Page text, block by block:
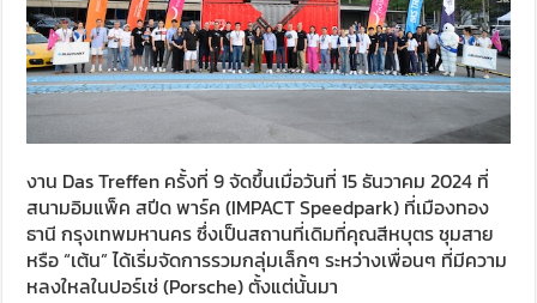
งาน Das Treffen ครั้งที่ 9 จัดขึ้นเมื่อวันที่ 15 ธันวาคม 2024 ที่
สนามอิมแพ็ค สปีด พาร์ค (IMPACT Speedpark) ที่เมืองทอง
ธานี กรุงเทพมหานคร ซึ่งเป็นสถานที่เดิมที่คุณสีหบุตร ชุมสาย
หรือ “เต้น” ได้เริ่มจัดการรวมกลุ่มเล็กๆ ระหว่างเพื่อนๆ ที่มีความ
หลงใหลในปอร์เช่ (Porsche) ตั้งแต่นั้นมา